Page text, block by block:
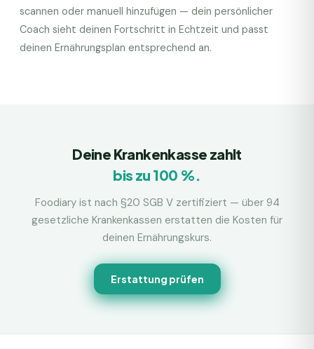
scannen oder manuell hinzufügen — dein persönlicher
Coach sieht deinen Fortschritt in Echtzeit und passt
deinen Ernährungsplan entsprechend an.
Deine Krankenkasse zahlt
bis zu 100 %.
Foodiary ist nach §20 SGB V zertifiziert — über 94
gesetzliche Krankenkassen erstatten die Kosten für
deinen Ernährungskurs.
Erstattung prüfen